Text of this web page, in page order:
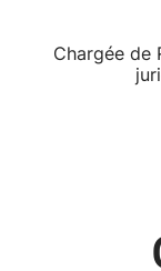
Chargée de